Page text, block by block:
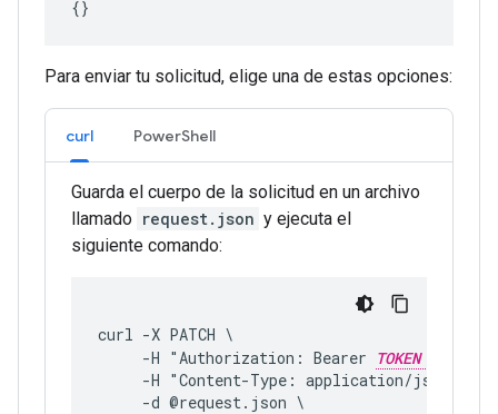
Para enviar tu solicitud, elige una de estas opciones:
curl PowerShell
Guarda el cuerpo de la solicitud en un archivo
llamado request.json y ejecuta el
siguiente comando:
curl -X PATCH \
     -H "Authorization: Bearer
TOKEN
-H "Content-Type: application/json;
     -d @request.json \